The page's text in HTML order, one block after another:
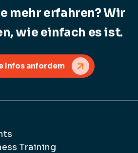
mehr erfahren? Wir
wie einfach es ist.
Infos anfordem
Training